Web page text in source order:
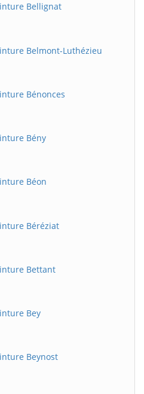
Bellignat
Belmont-Luthézieu
Bénonces
Bény
Béon
Béréziat
Bettant
Bey
Beynost